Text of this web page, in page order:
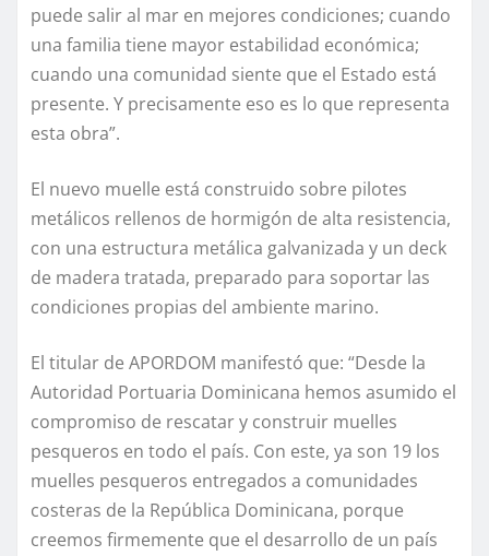
puede salir al mar en mejores condiciones; cuando
una familia tiene mayor estabilidad económica;
cuando una comunidad siente que el Estado está
presente. Y precisamente eso es lo que representa
esta obra”.
El nuevo muelle está construido sobre pilotes
metálicos rellenos de hormigón de alta resistencia,
con una estructura metálica galvanizada y un deck
de madera tratada, preparado para soportar las
condiciones propias del ambiente marino.
El titular de APORDOM manifestó que: “Desde la
Autoridad Portuaria Dominicana hemos asumido el
compromiso de rescatar y construir muelles
pesqueros en todo el país. Con este, ya son 19 los
muelles pesqueros entregados a comunidades
costeras de la República Dominicana, porque
creemos firmemente que el desarrollo de un país